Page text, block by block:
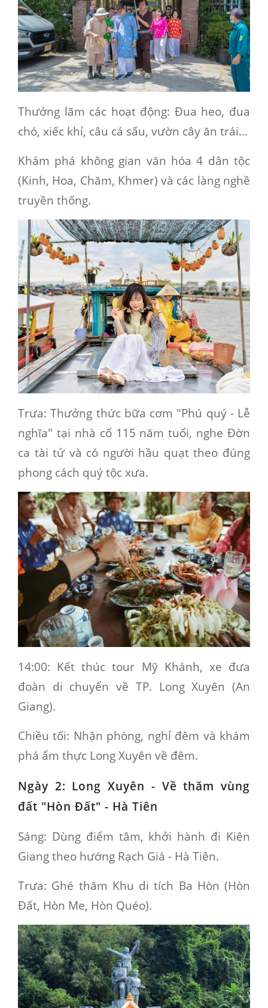
Thưởng lãm các hoạt động: Đua heo, đua
chó, xiếc khỉ, câu cá sấu, vườn cây ăn trái...
Khám phá không gian văn hóa 4 dân tộc
(Kinh, Hoa, Chăm, Khmer) và các làng nghề
truyền thống.
Trưa: Thưởng thức bữa cơm "Phú quý - Lễ
nghĩa" tại nhà cổ 115 năm tuổi, nghe Đờn
ca tài tử và có người hầu quạt theo đúng
phong cách quý tộc xưa.
14:00: Kết thúc tour Mỹ Khánh, xe đưa
đoàn di chuyển về TP. Long Xuyên (An
Giang).
Chiều tối: Nhận phòng, nghỉ đêm và khám
phá ẩm thực Long Xuyên về đêm.
Ngày 2: Long Xuyên - Về thăm vùng
đất "Hòn Đất" - Hà Tiên
Sáng: Dùng điểm tâm, khởi hành đi Kiên
Giang theo hướng Rạch Giá - Hà Tiên.
Trưa: Ghé thăm Khu di tích Ba Hòn (Hòn
Đất, Hòn Me, Hòn Quéo).